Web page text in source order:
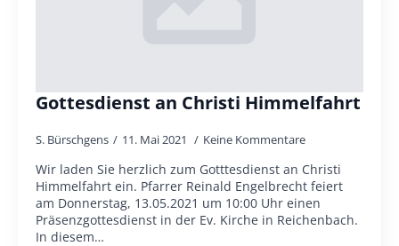
Gottesdienst an Christi Himmelfahrt
S. Bürschgens 11. Mai 2021 Keine Kommentare
Wir laden Sie herzlich zum Gotttesdienst an Christi
Himmelfahrt ein. Pfarrer Reinald Engelbrecht feiert
am Donnerstag, 13.05.2021 um 10:00 Uhr einen
Präsenzgottesdienst in der Ev. Kirche in Reichenbach.
In diesem…